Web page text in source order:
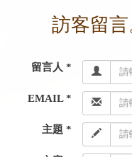
訪客留
留言人 *
EMAIL *
主題 *